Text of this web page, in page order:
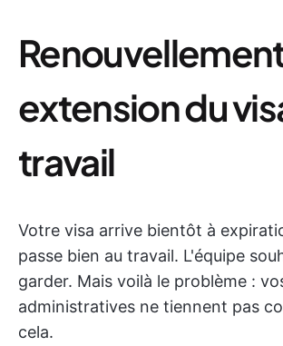
extension du
travail
Votre visa arrive bientôt à
passe bien au travail. L'équipe
garder. Mais voilà le problème :
administratives ne tiennent pas
cela.